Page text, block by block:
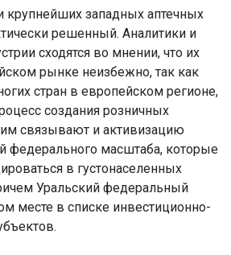
крупнейших западных аптечных
решенный. Аналитики и
сходятся во мнении, что их
рынке неизбежно, так как
стран в европейском регионе,
создания розничных
связывают и активизацию
федерального масштаба, которые
в густонаселенных
Уральский федеральный
месте в списке инвестиционно-